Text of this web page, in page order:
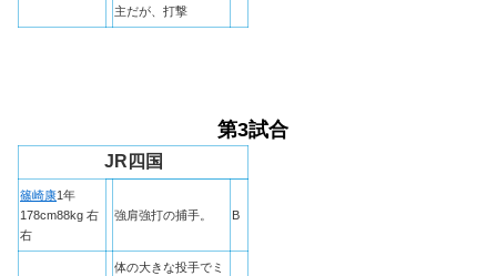
主だが、打撃
第3試合
JR四国
篠崎康1年
178cm88kg 右
右
強肩強打の捕手。 B
体の大きな投手でミ